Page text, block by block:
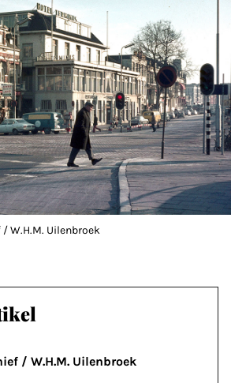
W.H.M. Uilenbroek
/ W.H.M. Uilenbroek